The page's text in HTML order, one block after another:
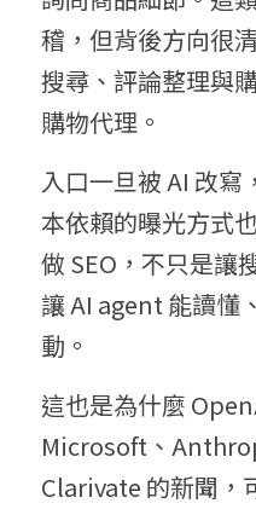
稽，但背後方向很
搜尋、評論整理與
購物代理。
入口一旦被 AI 改寫
本依賴的曝光方式
做 SEO，不只是讓
讓 AI agent 能讀懂
動。
這也是為什麼
Microsoft、
Clarivate 的新聞，